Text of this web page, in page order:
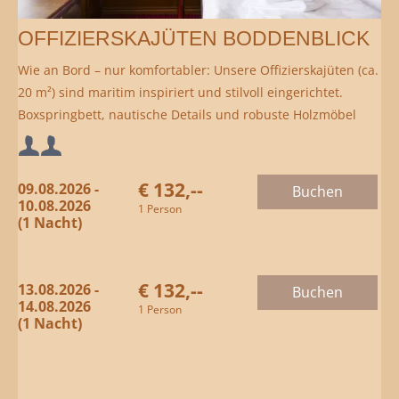
OFFIZIERSKAJÜTEN BODDENBLICK
Wie an Bord – nur komfortabler: Unsere Offizierskajüten (ca.
20 m²) sind maritim inspiriert und stilvoll eingerichtet.
Boxspringbett, nautische Details und robuste Holzmöbel
schaffen eine besondere Atmosphäre. Als Highlight
genießen Sie hier den Blick auf den Greifswalder Bodden.
Mindestbelegung:
Maximalbelegung:
09.08.2026 -
10.08.2026
(1 Nacht)
€ 132,--
1 Person
Buchen
13.08.2026 -
14.08.2026
(1 Nacht)
€ 132,--
1 Person
Buchen